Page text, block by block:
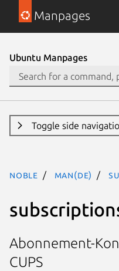
Manpages
Ubuntu Manpages
Toggle side
noble man(de)
Abonnement-
CUPS